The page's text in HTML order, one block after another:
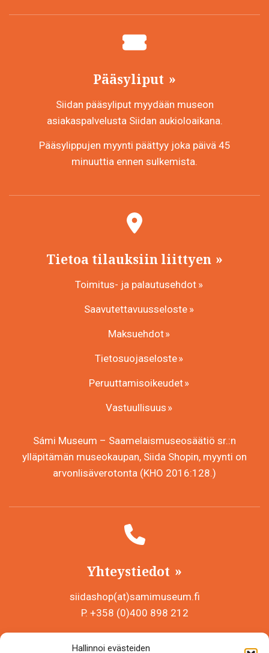
Hallinnoi evästeiden
Pääsyliput
Siidan pääsyliput myydään museon
asiakaspalvelusta Siidan aukioloaikana.
Pääsylippujen myynti päättyy joka päivä 45
minuuttia ennen sulkemista.
Tietoa tilauksiin liittyen
Toimitus- ja palautusehdot
Saavutettavuusseloste
Maksuehdot
Tietosuojaseloste
Peruuttamisoikeudet
Vastuullisuus
Sámi Museum – Saamelaismuseosäätiö sr.:n
ylläpitämän museokaupan, Siida Shopin, myynti on
arvonlisäverotonta (KHO 2016:128.)
Yhteystiedot
siidashop(at)samimuseum.fi
P. +358 (0)400 898 212